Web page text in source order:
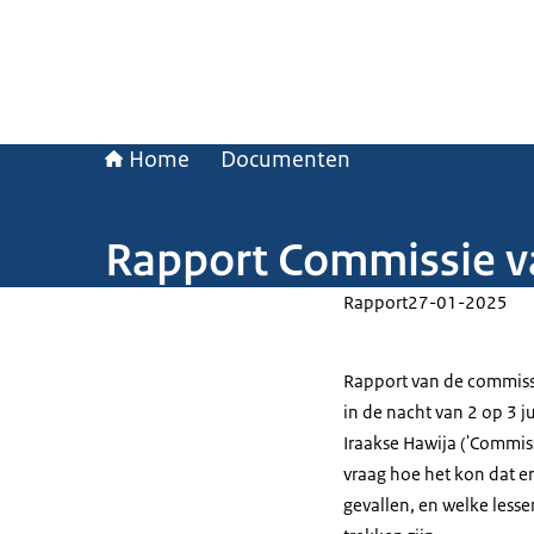
Home Documenten
Rapport Commissie
Rapport27-01-2025
Rapport van de
in de nacht van 2 op 3
Iraakse Hawija
vraag hoe het kon dat
gevallen, en welke